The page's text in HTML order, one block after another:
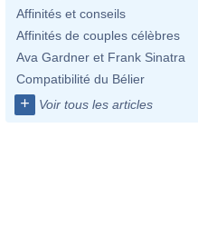
Affinités et conseils
Affinités de couples célèbres
Ava Gardner et Frank Sinatra
Compatibilité du Bélier
+ Voir tous les articles